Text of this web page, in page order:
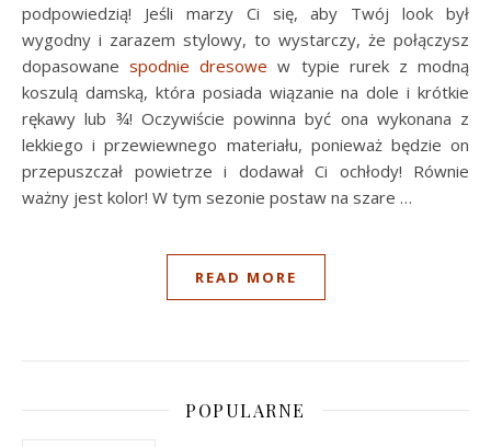
podpowiedzią! Jeśli marzy Ci się, aby Twój look był
wygodny i zarazem stylowy, to wystarczy, że połączysz
dopasowanespodnie dresowe w typie rurek z modną
koszulą damską, która posiada wiązanie na dole i krótkie
rękawy lub ¾! Oczywiście powinna być ona wykonana z
lekkiego i przewiewnego materiału, ponieważ będzie on
przepuszczał powietrze i dodawał Ci ochłody! Równie
ważny jest kolor! W tym sezonie postaw na szare …
READ MORE
POPULARNE